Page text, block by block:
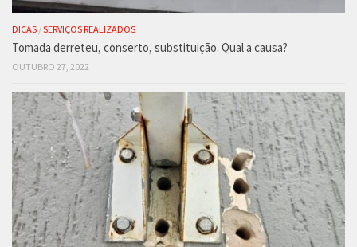
DICAS /SERVIÇOS REALIZADOS
Tomada derreteu, conserto, substituição. Qual a causa?
OUTUBRO 27, 2022